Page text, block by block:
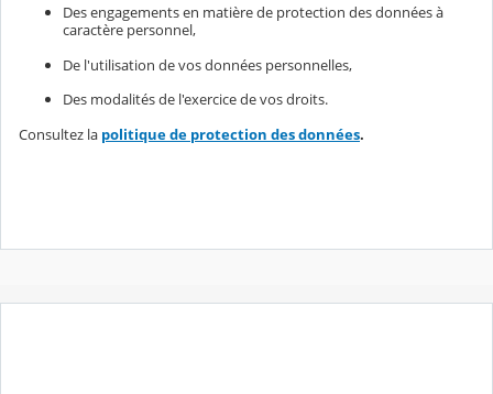
Des engagements en matière de protection des données à
caractère personnel,
De l'utilisation de vos données personnelles,
Des modalités de l'exercice de vos droits.
Consultez la politique de protection des données.